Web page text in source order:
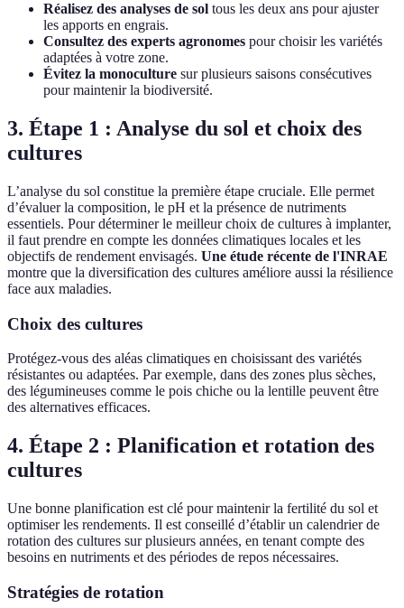
Réalisez des analyses de sol tous les deux ans pour ajuster
les apports en engrais.
Consultez des experts agronomes pour choisir les variétés
adaptées à votre zone.
Évitez la monoculture sur plusieurs saisons consécutives
pour maintenir la biodiversité.
3. Étape 1 : Analyse du sol et choix des
cultures
L’analyse du sol constitue la première étape cruciale. Elle permet
d’évaluer la composition, le pH et la présence de nutriments
essentiels. Pour déterminer le meilleur choix de cultures à implanter,
il faut prendre en compte les données climatiques locales et les
objectifs de rendement envisagés. Une étude récente de l'INRAE
montre que la diversification des cultures améliore aussi la résilience
face aux maladies.
Choix des cultures
Protégez-vous des aléas climatiques en choisissant des variétés
résistantes ou adaptées. Par exemple, dans des zones plus sèches,
des légumineuses comme le pois chiche ou la lentille peuvent être
des alternatives efficaces.
4. Étape 2 : Planification et rotation des
cultures
Une bonne planification est clé pour maintenir la fertilité du sol et
optimiser les rendements. Il est conseillé d’établir un calendrier de
rotation des cultures sur plusieurs années, en tenant compte des
besoins en nutriments et des périodes de repos nécessaires.
Stratégies de rotation